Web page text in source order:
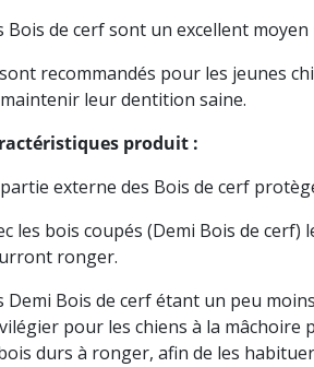
Bois de cerf sont un excellent
recommandés pour les jeunes
leur dentition saine.
produit :
externe des Bois de cerf
les bois coupés (Demi Bois de
ronger.
Demi Bois de cerf étant un peu
pour les chiens à la mâchoire
durs à ronger, afin de les